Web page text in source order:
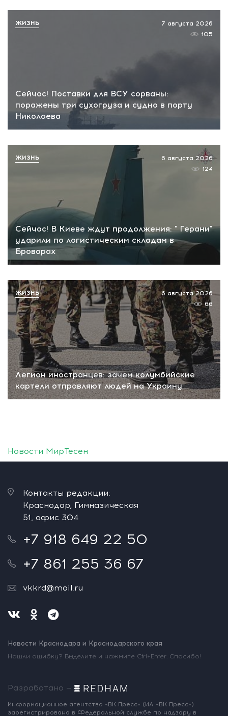
Сейчас! Поставки для ВСУ сорваны:
поражены три сухогруза и судно в порту
Николаева
7 августа 2026
105
ЖИЗНЬ
Сейчас! В Киеве ждут продолжения: " Герани"
ударили по логистическим складам в
Броварах
6 августа 2026
124
ЖИЗНЬ
Легион иностранцев: зачем колумбийские
картели отправляют людей на Украину
6 августа 2026
66
ЖИЗНЬ
Новости МирТесен
Контакты редакции:
Краснодар, Гимназическая
51, офис 304
+7 918 649 22 50
+7 861 255 36 67
vkkrd@mail.ru
Новости Краснодара и Краснодарского края
Нашли ошибку? Выделите и нажмите Ctrl+Enter. Спасибо!
Разработано —
Информационное агентство «ВК Пресс» (ИА «ВК Пресс»)
зарегистрировано в Федеральной службе по надзору в